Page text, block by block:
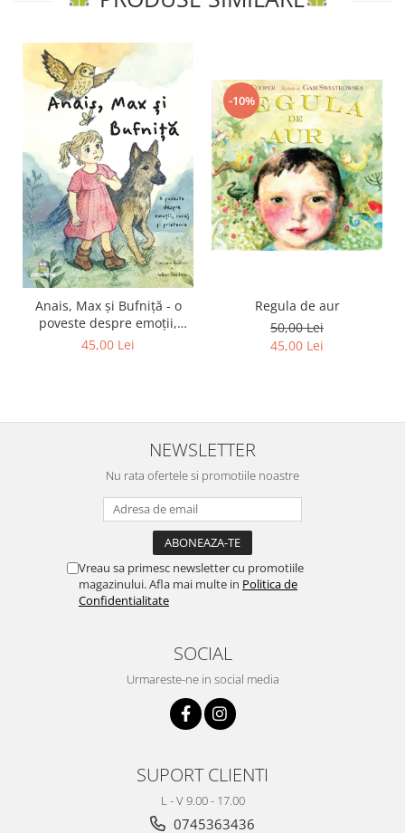
Anais, Max și Bufniță - o
poveste despre emoții,
curaj și prietenie
45,00 Lei
-10%
Regula de aur
50,00 Lei
45,00 Lei
NEWSLETTER
Nu rata ofertele si promotiile noastre
Vreau sa primesc newsletter cu promotiile
magazinului. Afla mai multe in Politica de
Confidentialitate
SOCIAL
Urmareste-ne in social media
SUPORT CLIENTI
L - V 9.00 - 17.00
0745363436